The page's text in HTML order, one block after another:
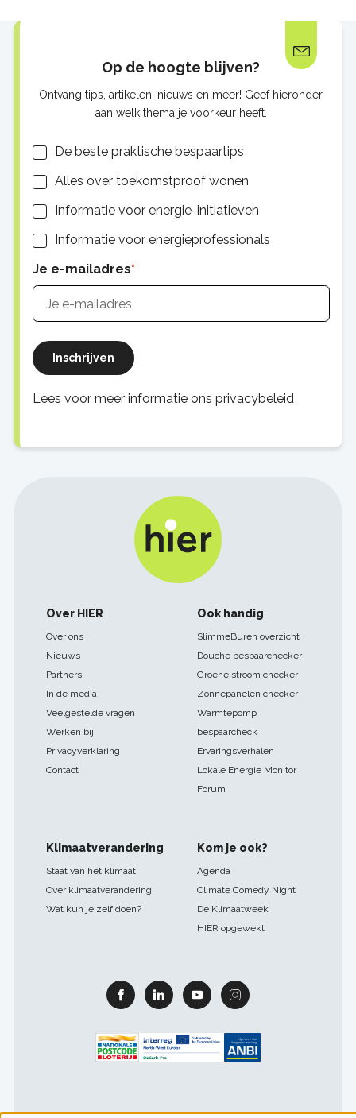
Op de hoogte blijven?
Ontvang tips, artikelen, nieuws en meer! Geef hieronder
aan welk thema je voorkeur heeft.
LijstenDe beste praktische bespaartips
Alles over toekomstproof wonen
Informatie voor energie-initiatieven
Informatie voor energieprofessionals
Je e-mailadres
Inschrijven
Lees voor meer informatie ons privacybeleid
Footer
navigatie
Over HIER
Over ons
Nieuws
Partners
In de media
Veelgestelde vragen
Werken bij
Privacyverklaring
Contact
Ook handig
SlimmeBuren overzicht
Douche bespaarchecker
Groene stroom checker
Zonnepanelen checker
Warmtepomp
bespaarcheck
Ervaringsverhalen
Lokale Energie Monitor
Forum
Klimaatverandering
Staat van het klimaat
Over klimaatverandering
Wat kun je zelf doen?
Kom je ook?
Agenda
Climate Comedy Night
De Klimaatweek
HIER opgewekt
Facebook Linkedin Youtube Instagram